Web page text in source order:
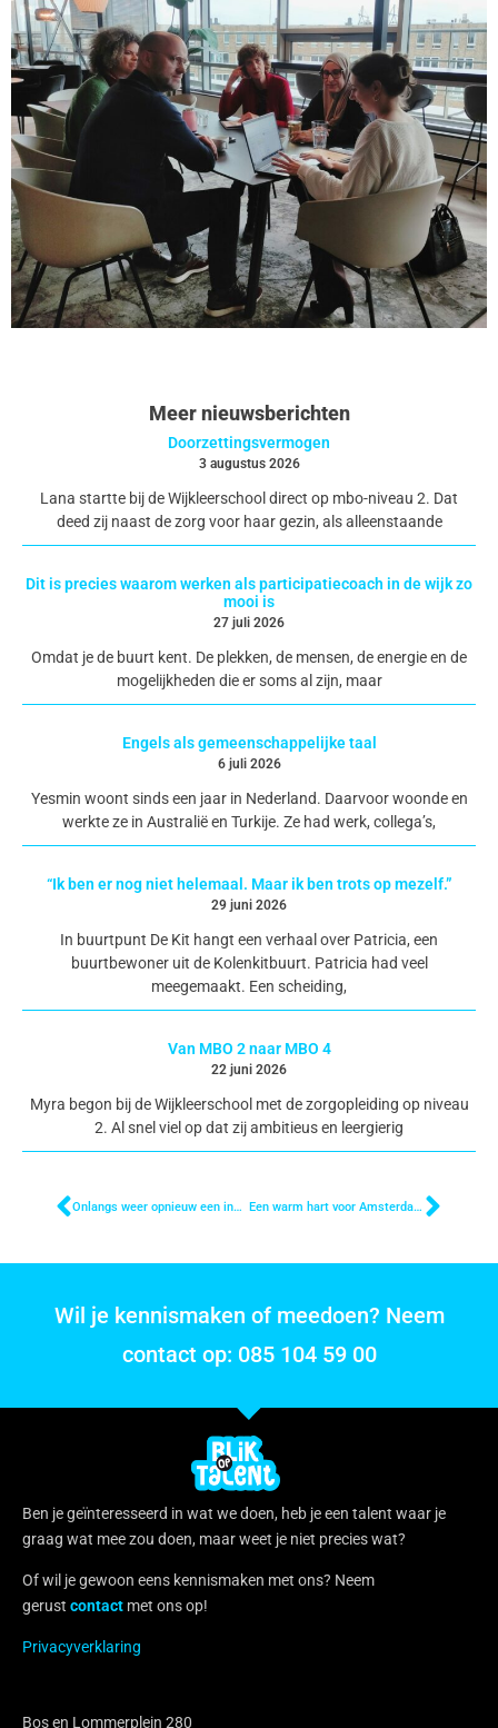
Meer nieuwsberichten
Doorzettingsvermogen
3 augustus 2026
Lana startte bij de Wijkleerschool direct op mbo-niveau 2. Dat
deed zij naast de zorg voor haar gezin, als alleenstaande
Dit is precies waarom werken als participatiecoach in de wijk zo
mooi is
27 juli 2026
Omdat je de buurt kent. De plekken, de mensen, de energie en de
mogelijkheden die er soms al zijn, maar
Engels als gemeenschappelijke taal
6 juli 2026
Yesmin woont sinds een jaar in Nederland. Daarvoor woonde en
werkte ze in Australië en Turkije. Ze had werk, collega’s,
“Ik ben er nog niet helemaal. Maar ik ben trots op mezelf.”
29 juni 2026
In buurtpunt De Kit hangt een verhaal over Patricia, een
buurtbewoner uit de Kolenkitbuurt. Patricia had veel
meegemaakt. Een scheiding,
Van MBO 2 naar MBO 4
22 juni 2026
Myra begon bij de Wijkleerschool met de zorgopleiding op niveau
2. Al snel viel op dat zij ambitieus en leergierig
Onlangs weer opnieuw een inspirerende bijeenkomst gehad met Serdar Gözübüyük! Een warm hart voor Amsterdam-West
Wil je kennismaken of meedoen? Neem
contact op: 085 104 59 00
Ben je geïnteresseerd in wat we doen, heb je een talent waar je
graag wat mee zou doen, maar weet je niet precies wat?
Of wil je gewoon eens kennismaken met ons? Neem
gerust contact met ons op!
Privacyverklaring
Bos en Lommerplein 280